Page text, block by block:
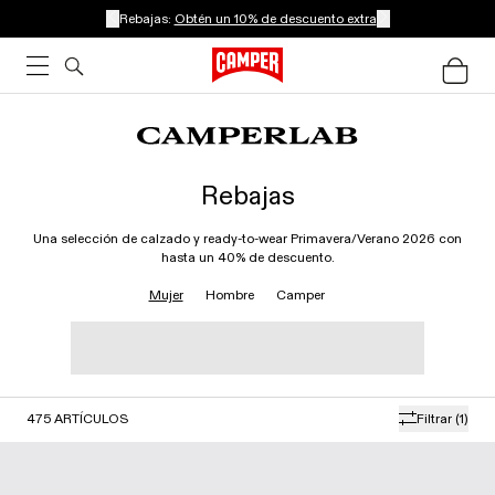
Rebajas: Obtén un 10% de descuento extra
Rebajas
Una selección de calzado y ready-to-wear Primavera/Verano 2026 con
hasta un 40% de descuento.
Mujer Hombre Camper
Filtrar (1)
475 ARTÍCULOS